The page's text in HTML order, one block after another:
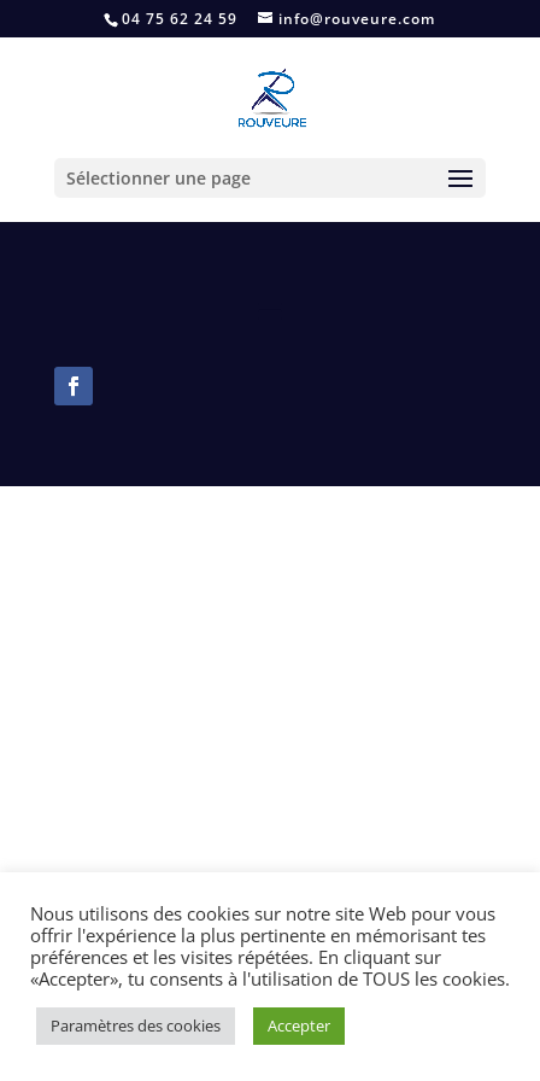
04 75 62 24 59 info@rouveure.com
Sélectionner une page
Nous utilisons des cookies sur notre site Web pour vous
offrir l'expérience la plus pertinente en mémorisant tes
préférences et les visites répétées. En cliquant sur
«Accepter», tu consents à l'utilisation de TOUS les cookies.
Paramètres des cookies Accepter